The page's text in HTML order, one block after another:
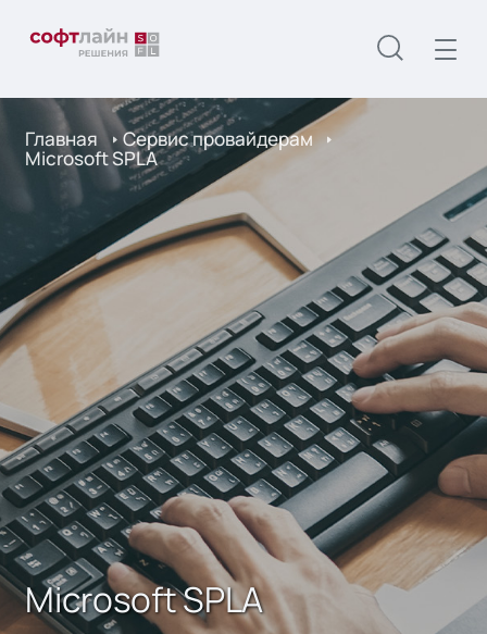
Главная Сервис провайдерам
Microsoft SPLA
Microsoft SPLA